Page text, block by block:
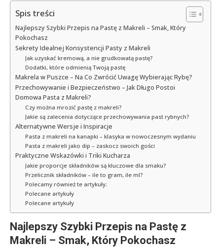
Spis treści
Najlepszy Szybki Przepis na Pastę z Makreli – Smak, Który
Pokochasz
Sekrety Idealnej Konsystencji Pasty z Makreli
Jak uzyskać kremową, a nie grudkowatą pastę?
Dodatki, które odmienią Twoją pastę
Makrela w Puszce – Na Co Zwrócić Uwagę Wybierając Rybę?
Przechowywanie i Bezpieczeństwo – Jak Długo Postoi
Domowa Pasta z Makreli?
Czy można mrozić pastę z makreli?
Jakie są zalecenia dotyczące przechowywania past rybnych?
Alternatywne Wersje i Inspiracje
Pasta z makreli na kanapki – klasyka w nowoczesnym wydaniu
Pasta z makreli jako dip – zaskocz swoich gości
Praktyczne Wskazówki i Triki Kucharza
Jakie proporcje składników są kluczowe dla smaku?
Przelicznik składników – ile to gram, ile ml?
Polecamy również te artykuły:
Polecane artykuły
Polecane artykuły
Najlepszy Szybki Przepis na Pastę z
Makreli – Smak, Który Pokochasz